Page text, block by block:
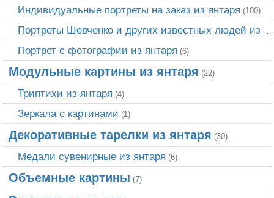
Индивидуальные портреты на заказ из янтаря (100)
Портреты Шевченко и других известных людей из янтаря
Портрет c фотографии из янтаря (6)
Модульные картины из янтаря (22)
Триптихи из янтаря (4)
Зеркала с картинами (1)
Декоративные тарелки из янтаря (30)
Медали сувенирные из янтаря (6)
Объемные картины (7)